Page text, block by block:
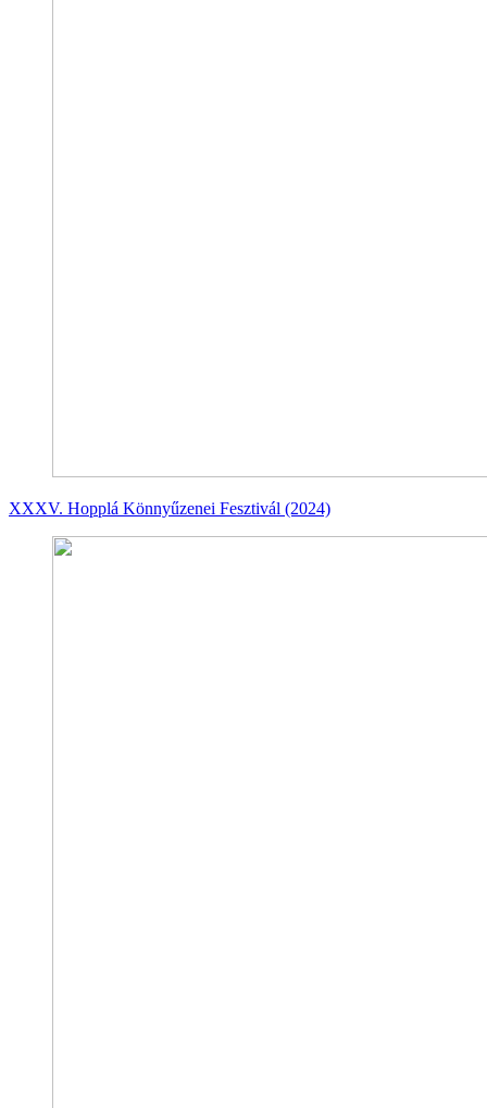
XXXV. Hopplá Könnyűzenei Fesztivál (2024)